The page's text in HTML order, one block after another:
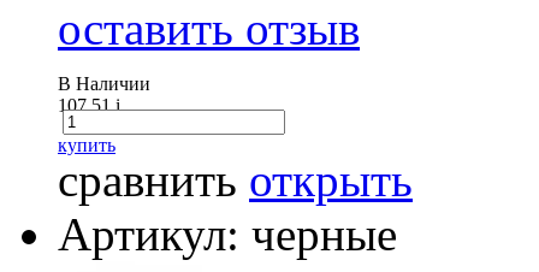
оставить отзыв
В Наличии
107.51i
купить
сравнить открыть
Артикул: черные